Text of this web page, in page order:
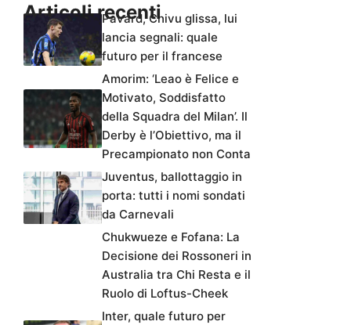
Articoli recentiPavard, Chivu glissa, lui
lancia segnali: quale
futuro per il francese
Amorim: ‘Leao è Felice e
Motivato, Soddisfatto
della Squadra del Milan’. Il
Derby è l’Obiettivo, ma il
Precampionato non Conta
Juventus, ballottaggio in
porta: tutti i nomi sondati
da Carnevali
Chukwueze e Fofana: La
Decisione dei Rossoneri in
Australia tra Chi Resta e il
Ruolo di Loftus-Cheek
Inter, quale futuro per